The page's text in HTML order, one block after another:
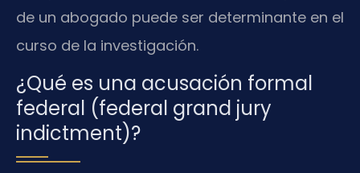
de un abogado puede ser determinante en el
curso de la investigación.
¿Qué es una acusación formal
federal (federal grand jury
indictment)?